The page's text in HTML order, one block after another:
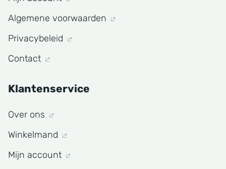
Algemene voorwaarden
Privacybeleid
Contact
Klantenservice
Over ons
Winkelmand
Mijn account